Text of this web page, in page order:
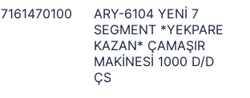
7161470100
ARY-6104 YENİ 7
SEGMENT *YEKPARE
KAZAN* ÇAMAŞIR
MAKİNESİ 1000 D/D
ÇS